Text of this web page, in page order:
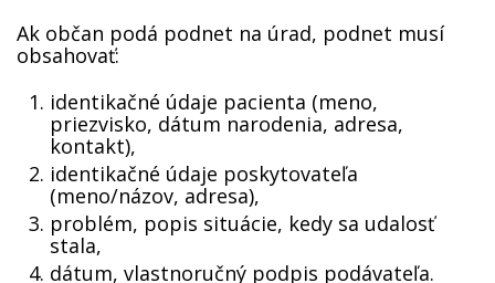
Ak občan podá podnet na úrad, podnet musí
obsahovať:
identifikačné údaje pacienta (meno,
priezvisko, dátum narodenia, adresa,
kontakt),
identifikačné údaje poskytovateľa
(meno/názov, adresa),
problém, popis situácie, kedy sa udalosť
stala,
dátum, vlastnoručný podpis podávateľa.